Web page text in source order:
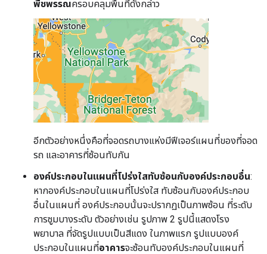
พืชพรรณครอบคลุมพื้นที่ดังกล่าว
อีกตัวอย่างหนึ่งคือที่จอดรถบางแห่งมีฟีเจอร์แผนที่ของที่จอด
รถ และอาคารที่ซ้อนทับกัน
องค์ประกอบในแผนที่โปร่งใสทับซ้อนกับองค์ประกอบอื่น:
หากองค์ประกอบในแผนที่โปร่งใส ทับซ้อนกับองค์ประกอบ
อื่นในแผนที่ องค์ประกอบนั้นจะปรากฏเป็นภาพซ้อน ที่ระดับ
การซูมบางระดับ ตัวอย่างเช่น รูปภาพ 2 รูปนี้แสดงโรง
พยาบาล ที่จัดรูปแบบเป็นสีแดง ในภาพแรก รูปแบบองค์
ประกอบในแผนที่อาคารจะซ้อนทับองค์ประกอบในแผนที่